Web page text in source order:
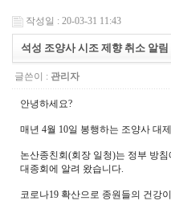
작성일 : 20-03-31 11:43
석성 조양사 시조 제향 취소 알림
글쓴이 : 관리자
안녕하세요?
매년 4월 10일 봉행하는 조양사 대
논산종친회(회장 일청)는 정부 방
대종회에 알려 왔습니다.
코로나19 확산으로 종원들의 건강